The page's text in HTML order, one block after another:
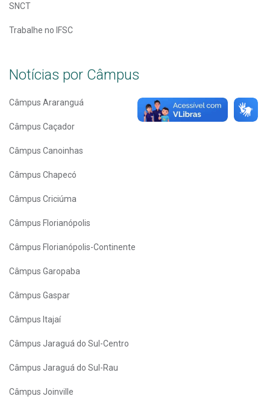
SNCT
Trabalhe no IFSC
Notícias por Câmpus
Câmpus Araranguá
Câmpus Caçador
Câmpus Canoinhas
Câmpus Chapecó
Câmpus Criciúma
Câmpus Florianópolis
Câmpus Florianópolis-Continente
Câmpus Garopaba
Câmpus Gaspar
Câmpus Itajaí
Câmpus Jaraguá do Sul-Centro
Câmpus Jaraguá do Sul-Rau
Câmpus Joinville